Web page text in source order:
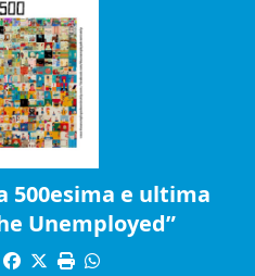
500esima e ultima
Unemployed”